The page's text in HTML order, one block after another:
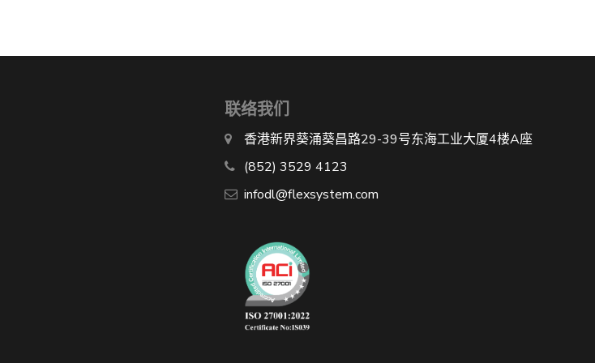
联络我们
香港新界葵涌葵昌路29-39号东海工业大厦4楼A座
(852) 3529 4123
infodl@flexsystem.com